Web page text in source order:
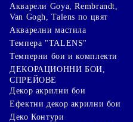
Акварели Goya, Rembrandt,
Van Gogh, Talens по цвят
Акварелни мастила
Темпера "TALENS"
Темперни бои и комплекти
ДЕКОРАЦИОННИ БОИ,
СПРЕЙОВЕ
Декор акрилни бои
Ефектни декор акрилни бои
Деко Контури